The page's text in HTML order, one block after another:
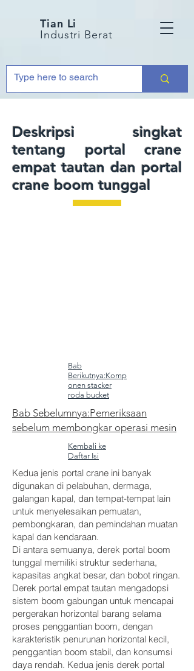
Tian Li
Industri Berat
Deskripsi singkat
tentang portal crane
empat tautan dan portal
crane boom tunggal
Bab
Berikutnya:Komp
onen stacker
roda bucket
Bab Sebelumnya:Pemeriksaan
sebelum membongkar operasi mesin
Kembali ke
Daftar Isi
Kedua jenis portal crane ini banyak
digunakan di pelabuhan, dermaga,
galangan kapal, dan tempat-tempat lain
untuk menyelesaikan pemuatan,
pembongkaran, dan pemindahan muatan
kapal dan kendaraan.
Di antara semuanya, derek portal boom
tunggal memiliki struktur sederhana,
kapasitas angkat besar, dan bobot ringan.
Derek portal empat tautan mengadopsi
sistem boom gabungan untuk mencapai
pergerakan horizontal barang selama
proses penggantian boom, dengan
karakteristik penurunan horizontal kecil,
penggantian boom stabil, dan konsumsi
daya rendah. Kedua jenis derek portal